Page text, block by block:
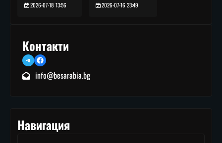
2026-07-18 13:56
2026-07-16 23:49
Контакти
TelegramFacebook
info@besarabia.bg
Навигация